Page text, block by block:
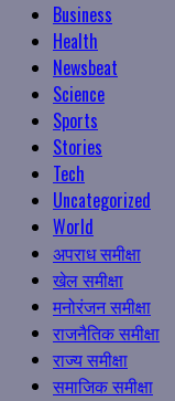
Business
Health
Newsbeat
Science
Sports
Stories
Tech
Uncategorized
World
अपराध समीक्षा
खेल समीक्षा
मनोरंजन समीक्षा
राजनैतिक समीक्षा
राज्य समीक्षा
समाजिक समीक्षा